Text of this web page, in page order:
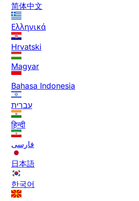
简体中文
Ελληνικά
Hrvatski
Magyar
Bahasa Indonesia
עברית
हिन्दी
فارسی
日本語
한국어